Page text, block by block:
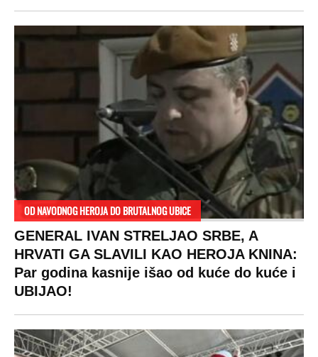
OD NAVODNOG HEROJA DO BRUTALNOG UBICE
GENERAL IVAN STRELJAO SRBE, A
HRVATI GA SLAVILI KAO HEROJA KNINA:
Par godina kasnije išao od kuće do kuće i
UBIJAO!